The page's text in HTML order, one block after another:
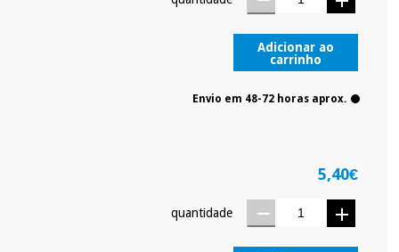
Adicionar ao
carrinho
Envio em 48-72 horas aprox.
5,40€
quantidade